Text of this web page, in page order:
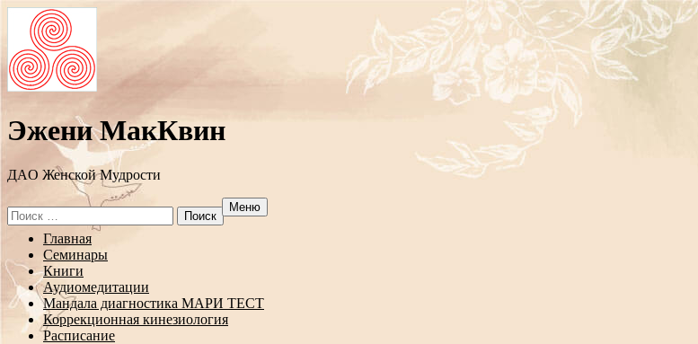
Эжени МакКвин
ДAO Женской Мудрости
Search
for:
Меню
Перейти
содержанию
Главная
Семинары
Книги
Аудиомедитации
Мандала диагностика МАРИ ТЕСТ
Коррекционная кинезиология
Расписание